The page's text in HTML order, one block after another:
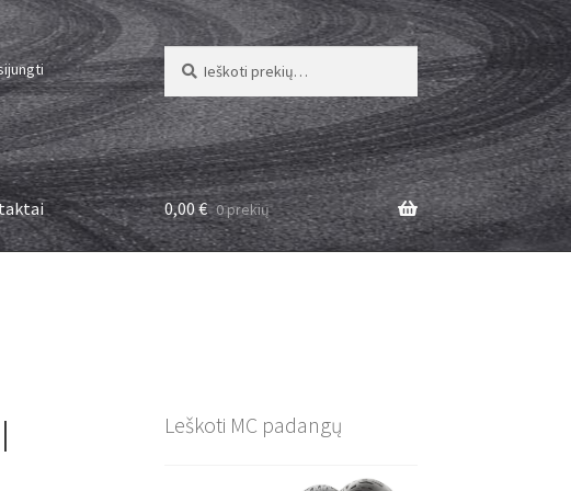
Ieškoti:
Ieškoti
0,00€ 0 prekių
Leškoti MC padangų